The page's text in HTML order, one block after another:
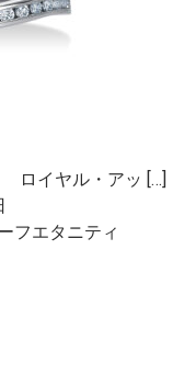
ロイヤル・アッ […]
フエタニティ